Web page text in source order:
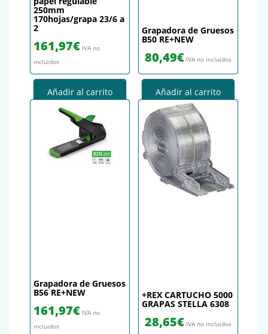
250mm
170hojas/grapa 23/6 a
2
161,97€ IVA no
incluidos
Añadir al carrito
Grapadora de Gruesos
B50 RE+NEW
80,49€ IVA no incluidos
Añadir al carrito
Grapadora de Gruesos
B56 RE+NEW
161,97€ IVA no
incluidos
+REX CARTUCHO 5000
GRAPAS STELLA 6308
28,65€ IVA no incluidos